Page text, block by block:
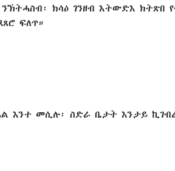
ክሳዕ ገንዘብ እትውድእ ክትጽበ
ፍለጥ።
እንተ መሲሉ፡ ስድራ ቤታት እንታይ